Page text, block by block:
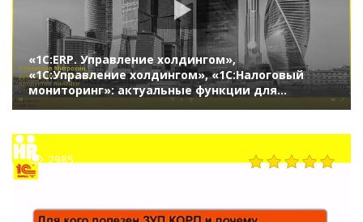
«1С:ERP. Управление холдингом»,
«1С:Управление холдингом», «1С:Налоговый
мониторинг»: актуальные функции для
крупного бизнеса(Бизнес-форум 1С:ERP 28
2985